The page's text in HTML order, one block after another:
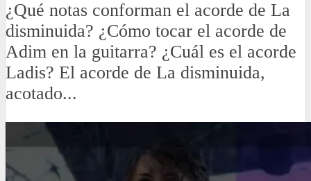
¿Qué notas conforman el acorde de La
disminuida? ¿Cómo tocar el acorde de
Adim en la guitarra? ¿Cuál es el acorde
Ladis? El acorde de La disminuida,
acotado...